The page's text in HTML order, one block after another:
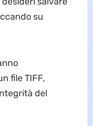
su
file TIFF,
del